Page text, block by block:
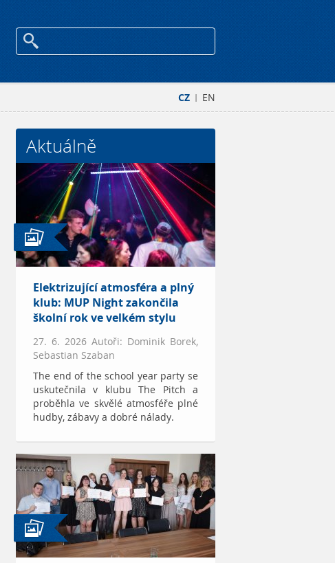
CZ | EN
Aktuálně
Elektrizující atmosféra a plný
klub: MUP Night zakončila
školní rok ve velkém stylu
27. 6. 2026 Autoři: Dominik Borek,
Sebastian Szaban
The end of the school year party se
uskutečnila v klubu The Pitch a
proběhla ve skvělé atmosféře plné
hudby, zábavy a dobré nálady.